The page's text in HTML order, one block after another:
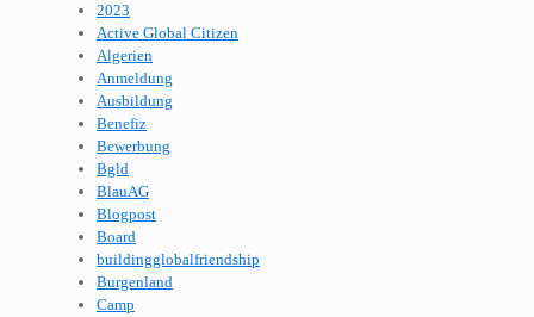
2023
Active Global Citizen
Algerien
Anmeldung
Ausbildung
Benefiz
Bewerbung
Bgld
BlauAG
Blogpost
Board
buildingglobalfriendship
Burgenland
Camp